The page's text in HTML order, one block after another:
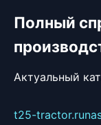
Полный
Актуальный
t25-tractor.ru